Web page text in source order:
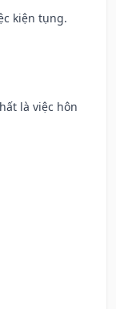
kiện tụng.
là việc hôn